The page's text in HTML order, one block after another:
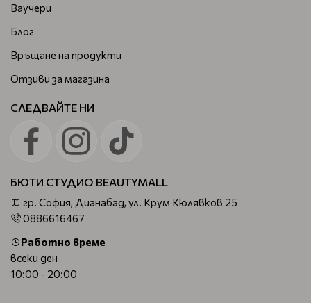
Ваучери
Блог
Връщане на продукти
Отзиви за магазина
СЛЕДВАЙТЕ НИ
БЮТИ СТУДИО BEAUTYMALL
гр. София, Дианабад, ул. Крум Кюлявков 25
0886616467
Работно време
всеки ден
10:00 - 20:00